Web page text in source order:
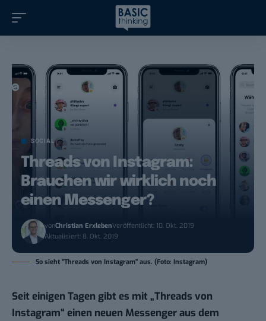
SOCIAL
Threads von Instagram:
Brauchen wir wirklich noch
einen Messenger?
vonChristian ErxlebenVeröffentlicht: 10. Okt. 2019
Aktualisiert: 8. Okt. 2019
So sieht "Threads von Instagram" aus. (Foto: Instagram)
Seit einigen Tagen gibt es mit „Threads von
Instagram“ einen neuen Messenger aus dem